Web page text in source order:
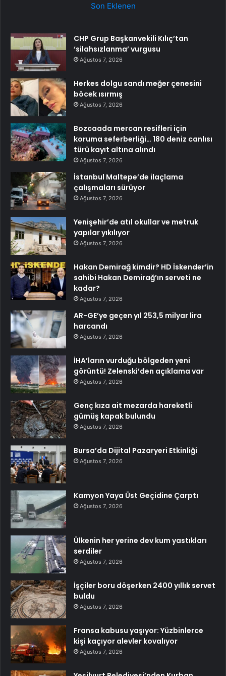
Son Eklenen
CHP Grup Başkanvekili Kılıç’tan
‘silahsızlanma’ vurgusu
Ağustos 7, 2026
Herkes dolgu sandı meğer çenesini
böcek ısırmış
Ağustos 7, 2026
Bozcaada mercan resifleri için
koruma seferberliği… 180 deniz canlısı
türü kayıt altına alındı
Ağustos 7, 2026
İstanbul Maltepe’de ilaçlama
çalışmaları sürüyor
Ağustos 7, 2026
Yenişehir’de atıl okullar ve metruk
yapılar yıkılıyor
Ağustos 7, 2026
Hakan Demirağ kimdir? HD İskender’in
sahibi Hakan Demirağ’ın serveti ne
kadar?
Ağustos 7, 2026
AR-GE’ye geçen yıl 253,5 milyar lira
harcandı
Ağustos 7, 2026
İHA’ların vurduğu bölgeden yeni
görüntü! Zelenski’den açıklama var
Ağustos 7, 2026
Genç kıza ait mezarda hareketli
gümüş kapak bulundu
Ağustos 7, 2026
Bursa’da Dijital Pazaryeri Etkinliği
Ağustos 7, 2026
Kamyon Yaya Üst Geçidine Çarptı
Ağustos 7, 2026
Ülkenin her yerine dev kum yastıkları
serdiler
Ağustos 7, 2026
İşçiler boru döşerken 2400 yıllık servet
buldu
Ağustos 7, 2026
Fransa kabusu yaşıyor: Yüzbinlerce
kişi kaçıyor alevler kovalıyor
Ağustos 7, 2026